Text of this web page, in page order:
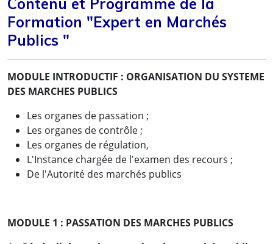
Contenu et Programme de la
Formation "Expert en Marchés
Publics "
MODULE INTRODUCTIF : ORGANISATION DU SYSTEME
DES MARCHES PUBLICS
Les organes de passation ;
Les organes de contrôle ;
Les organes de régulation,
L'Instance chargée de l'examen des recours ;
De l'Autorité des marchés publics
MODULE 1 : PASSATION DES MARCHES PUBLICS